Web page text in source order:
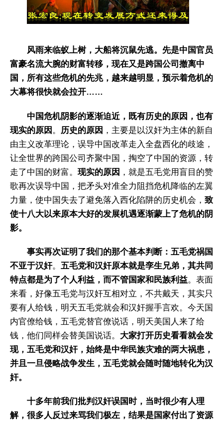
风雨来临蚁上树，大船将沉鼠先逃。先是中国官员
富豪名流大腕的财富转移，现在又是跨国公司撤离中
国，所有这些危机的先兆，越来越明显，预示着危机的
大幕将很快就会拉开……
中国危机阴影的逐渐迫近，既有历史的原因，也有
现实的原因 。 历史的原因 ，主要是以汉奸为主体的新自
由主义改革理论，误导中国改革走入全盘西化的歧途，
让全世界的跨国公司齐聚中国，掏空了中国的资源，转
走了中国的财富。 现实的原因 ，就是五毛党用盲目的赞
歌再次误导中国，把矛头对准全力阻挡危机降临的左翼
力量，使中国失去了避免落入西化陷阱的历史机会， 致
使十八大以来原本大好的发展机遇逐渐蒙上了危机的阴
影。
事实再次证明了我们的那个基本判断：五毛党祸国
不亚于汉奸。 五毛党和汉奸原本就是孪生兄弟，其共同
特点都是为了个人利益，而不管国家和民族利益。表面
来看，好像五毛党与汉奸互相对立，不共戴天，其实只
要有人给钱，明天五毛党就会和汉奸握手言欢。今天国
内官僚给钱，五毛党替官僚说话，明天美国人来了给
钱，他们同样会替美国说话。 大家打开历史看看就会发
现，五毛党和汉奸，始终是中华民族灾难的两大祸患，
并且一旦侵略战争发生，五毛党就会随时随地转化为汉
奸。
十多年前我们批判汉奸误国时，当时很少有人理
解，很多人反过来骂我们极左，结果是国家付出了资源